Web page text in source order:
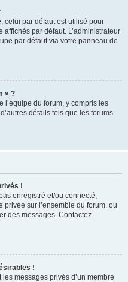
celui par défaut est utilisé pour
par défaut. L’administrateur
par défaut via votre panneau de
» ?
l’équipe du forum, y compris les
détails tels que les forums
!
enregistré et/ou connecté,
privée sur l’ensemble du forum, ou
des messages. Contactez
!
messages privés d’un membre